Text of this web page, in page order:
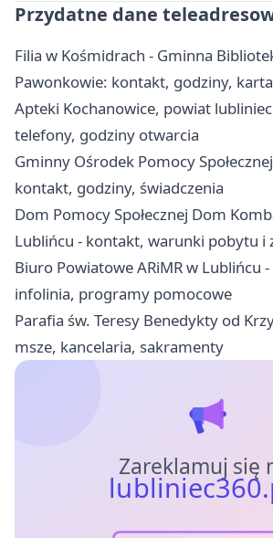
Przydatne dane
Filia w Kośmidrach - Gminna
Pawonkowie: kontakt, godziny,
Apteki Kochanowice, powiat
telefony, godziny otwarcia
Gminny Ośrodek Pomocy
kontakt, godziny, świadczenia
Dom Pomocy Społecznej Dom
Lublińcu - kontakt, warunki pobytu i
Biuro Powiatowe ARiMR w Lublińcu
infolinia, programy pomocowe
Parafia św. Teresy Benedykty od
msze, kancelaria, sakramenty
Zareklamuj się